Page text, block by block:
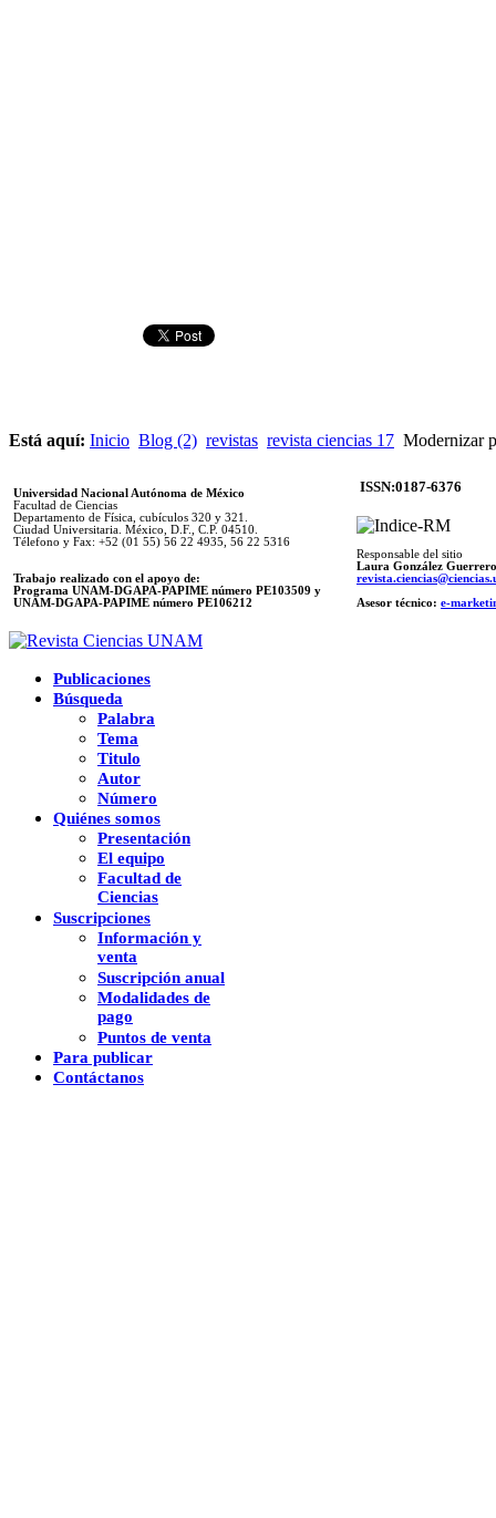
Está aquí: Inicio Blog (2) revistas revista ciencias 17 Modernizar
Universidad Nacional Autónoma de México
Facultad de Ciencias
Departamento de Física, cubículos 320 y 321.
Ciudad Universitaria. México, D.F., C.P. 04510.
Télefono y Fax: +52 (01 55) 56 22 4935, 56 22 5316
Trabajo realizado con el apoyo de:
Programa UNAM-DGAPA-PAPIME número PE103509 y
UNAM-DGAPA-PAPIME número PE106212
ISSN:0187-6376
Responsable del sitio
Laura González Guerrero
Asesor técnico: e-
Publicaciones
Búsqueda
Palabra
Tema
Titulo
Autor
Número
Quiénes somos
Presentación
El equipo
Facultad de
Ciencias
Suscripciones
Información y
venta
Suscripción anual
Modalidades de
pago
Puntos de venta
Para publicar
Contáctanos